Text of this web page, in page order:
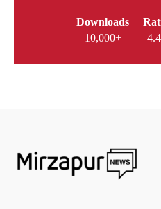
Downloads
10,000+